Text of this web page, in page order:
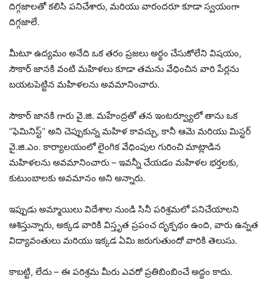
దిగ్గజాలతో కలిసి పనిచేశారు, మరియు వారందరూ కూడా స్వయంగా
దిగ్గజాలే.
మీటూ ఉద్యమం అనేది ఒక తరం ప్రజలు అర్థం చేసుకోలేని విషయం,
సౌకార్ జానకి వంటి మహిళలు కూడా తమను వేధించిన వారి పేర్లను
బయటపెట్టిన మహిళలను అవమానించారు.
సౌకార్ జానకి గారు వై.జి. మహేంద్రతో తన ఇంటర్వ్యూలో తాను ఒక
“ఫెమినిస్ట్” అని చెప్పుకున్న మహిళ కావచ్చు, కానీ ఆమె మరియు మిస్టర్
వై.జి.ఎం. కార్యాలయంలో లైంగిక వేధింపుల గురించి మాట్లాడిన
మహిళలను అవమానించారు – ఇవన్నీ చేయడం మహిళల భర్తలకు,
కుటుంబాలకు అవమానం అని అన్నారు.
ఇప్పుడు అమ్మాయిలు విదేశాల నుండి సినీ పరిశ్రమలో పనిచేయాలని
ఆశిస్తున్నారు, అక్కడ వారికి విస్తృత ప్రపంచ దృక్పథం ఉంది, వారు ఉన్నత
విద్యావంతులు మరియు ఇక్కడ ఏమి జరుగుతుందో వారికి తెలుసు.
కాబట్టి, లేదు – ఈ పరిశ్రమ మీరు ఎవరో ప్రతిబింబించే అద్దం కాదు.